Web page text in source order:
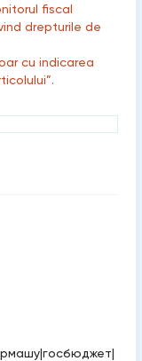
fiscal
drepturile de
cu indicarea
|госбюджет|